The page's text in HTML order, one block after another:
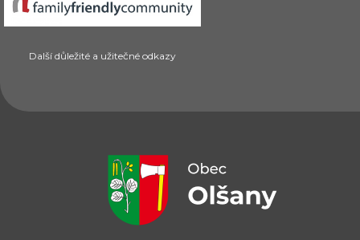
Další důležité a užitečné odkazy